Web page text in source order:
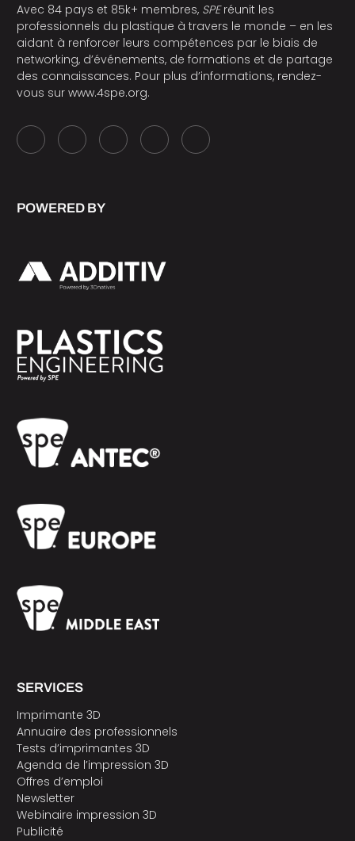
Avec 84 pays et 85k+ membres, SPEréunit les
professionnels du plastique à travers le monde – en les
aidant à renforcer leurs compétences par le biais de
networking, d’événements, de formations et de partage
des connaissances. Pour plus d’informations, rendez-
vous sur www.4spe.org.
POWERED BY
SERVICES
Imprimante 3D
Annuaire des professionnels
Tests d’imprimantes 3D
Agenda de l’impression 3D
Offres d’emploi
Newsletter
Webinaire impression 3D
Publicité